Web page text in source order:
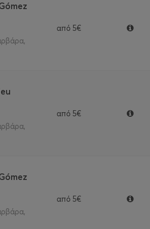
από 5€
από 5€
από 5€